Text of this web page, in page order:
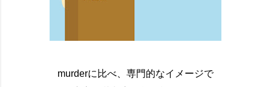
murderに比べ、専門的なイメージで